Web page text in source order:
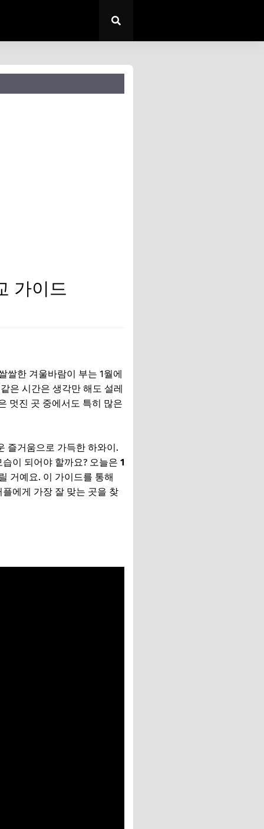
가이드
쌀한 겨울바람이 부는 1월에
은 시간은 생각만 해도 설레
멋진 곳 중에서도 특히 많은
즐거움으로 가득한 하와이.
이 되어야 할까요? 오늘은 1
거예요. 이 가이드를 통해
에게 가장 잘 맞는 곳을 찾